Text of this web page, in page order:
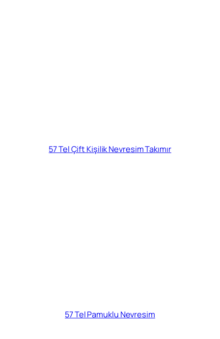
57 Tel Çift Kişilik Nevresim Takımır
57 Tel Pamuklu Nevresim